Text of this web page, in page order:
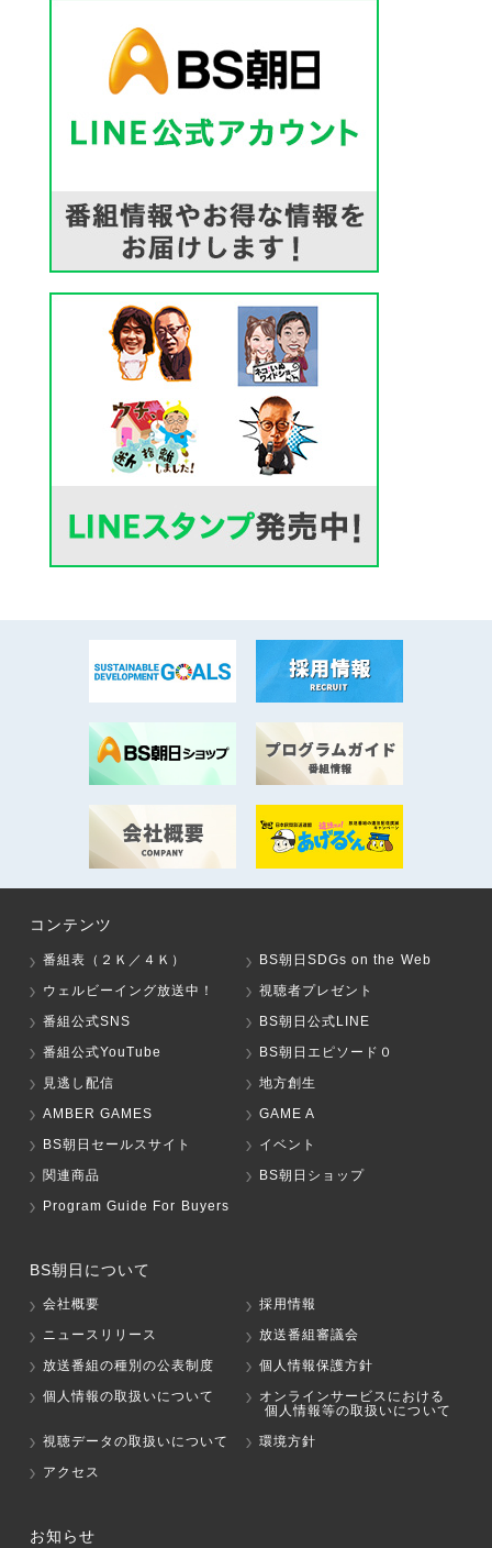
コンテンツ
番組表（２Ｋ／４Ｋ）
BS朝日SDGs on the Web
ウェルビーイング放送中！
視聴者プレゼント
番組公式SNS
BS朝日公式LINE
番組公式YouTube
BS朝日エピソード０
見逃し配信
地方創生
AMBER GAMES
GAME A
BS朝日セールスサイト
イベント
関連商品
BS朝日ショップ
Program Guide For Buyers
BS朝日について
会社概要
採用情報
ニュースリリース
放送番組審議会
放送番組の種別の公表制度
個人情報保護方針
個人情報の取扱いについて
オンラインサービスにおける
個人情報等の取扱いについて
視聴データの取扱いについて
環境方針
アクセス
お知らせ